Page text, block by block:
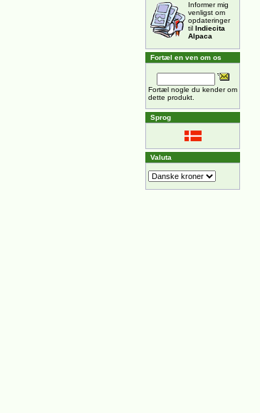
Informer mig
venligst om
opdateringer
til Indiecita
Alpaca
Fortæl en ven om os
Fortæl nogle du kender om
dette produkt.
Sprog
Valuta